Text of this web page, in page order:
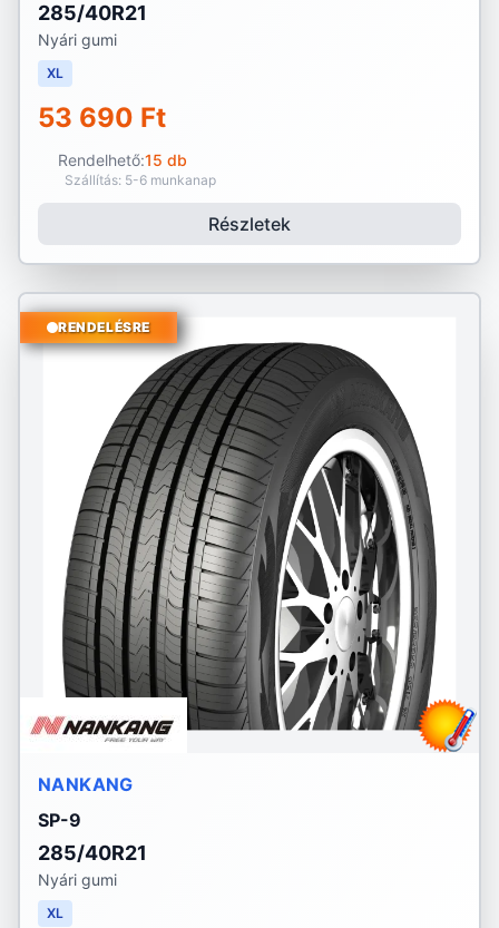
285/40R21
Nyári gumi
XL
53 690 Ft
Rendelhető:15 db
Szállítás: 5-6 munkanap
Részletek
RENDELÉSRE
NANKANG
SP-9
285/40R21
Nyári gumi
XL